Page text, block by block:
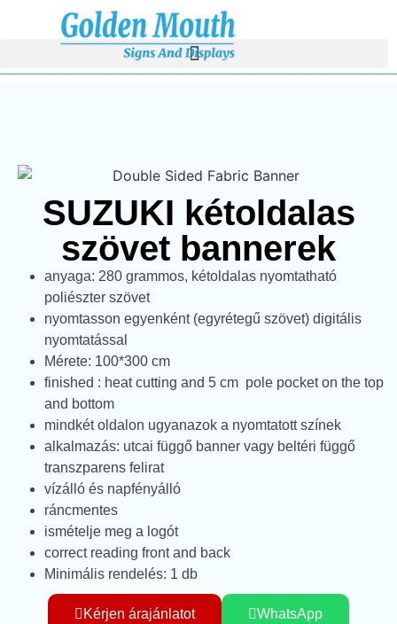
SUZUKI kétoldalas
szövet bannerek
anyaga: 280 grammos, kétoldalas nyomtatható
poliészter szövet
nyomtasson egyenként (egyrétegű szövet) digitális
nyomtatással
Mérete: 100*300 cm
finished : heat cutting and 5 cm pole pocket on the top
and bottom
mindkét oldalon ugyanazok a nyomtatott színek
alkalmazás: utcai függő banner vagy beltéri függő
transzparens felirat
vízálló és napfényálló
ráncmentes
ismételje meg a logót
correct reading front and back
Minimális rendelés: 1 db
Kérjen árajánlatot WhatsApp